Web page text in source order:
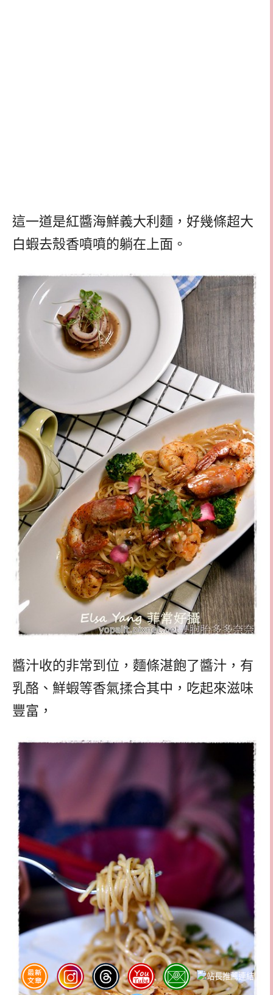
這一道是紅醬海鮮義大利麵，好幾條超大
白蝦去殼香噴噴的躺在上面。
醬汁收的非常到位，麵條湛飽了醬汁，有
乳酪、鮮蝦等香氣揉合其中，吃起來滋味
豐富，